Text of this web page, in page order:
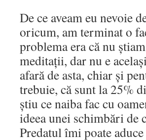
De ce aveam eu nevoie
oricum, am terminat o
problema era că nu
meditații, dar nu e
afară de asta, chiar și
trebuie, că sunt la 25%
știu ce naiba fac cu
ideea unei schimbări de
Predatul îmi poate